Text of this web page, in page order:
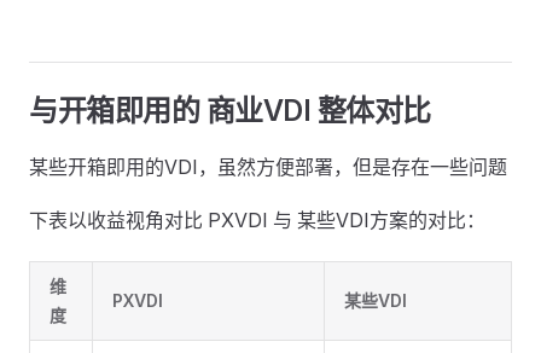
与开箱即用的 商业VDI 整体对比
某些开箱即用的VDI，虽然方便部署，但是存在一些问题
下表以收益视角对比 PXVDI 与 某些VDI方案的对比：
维
度
PXVDI 某些VDI